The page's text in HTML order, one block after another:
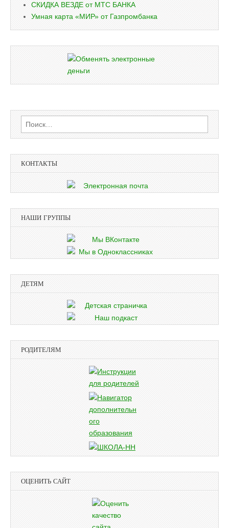
СКИДКА ВЕЗДЕ от МТС БАНКА
Умная карта «МИР» от Газпромбанка
Найти:
КОНТАКТЫ
НАШИ ГРУППЫ
ДЕТЯМ
РОДИТЕЛЯМ
ОЦЕНИТЬ САЙТ